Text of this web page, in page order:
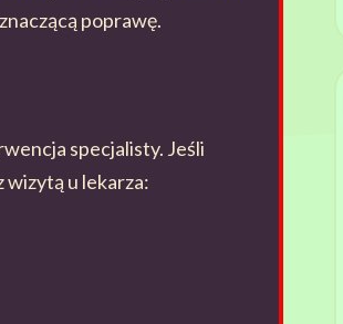
poprawę.
specjalisty. Jeśli
wizytą u lekarza: